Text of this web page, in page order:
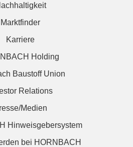
Marktfinder
Karriere
Holding
Baustoff Union
Relations
Medien
Hinweisgebersystem
bei HORNBACH